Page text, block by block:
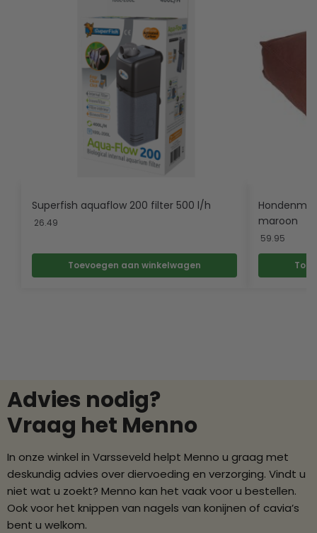
Superfish aquaflow 200 filter 500 l/h
26.49
Toevoegen aan winkelwagen
maroon
59.95
Advies nodig?
Vraag het Menno
In onze winkel in Varsseveld helpt Menno u graag met
deskundig advies over diervoeding en verzorging. Vindt u
niet wat u zoekt? Menno kan het vaak voor u bestellen.
Ook voor het knippen van nagels van konijnen of cavia’s
bent u welkom.